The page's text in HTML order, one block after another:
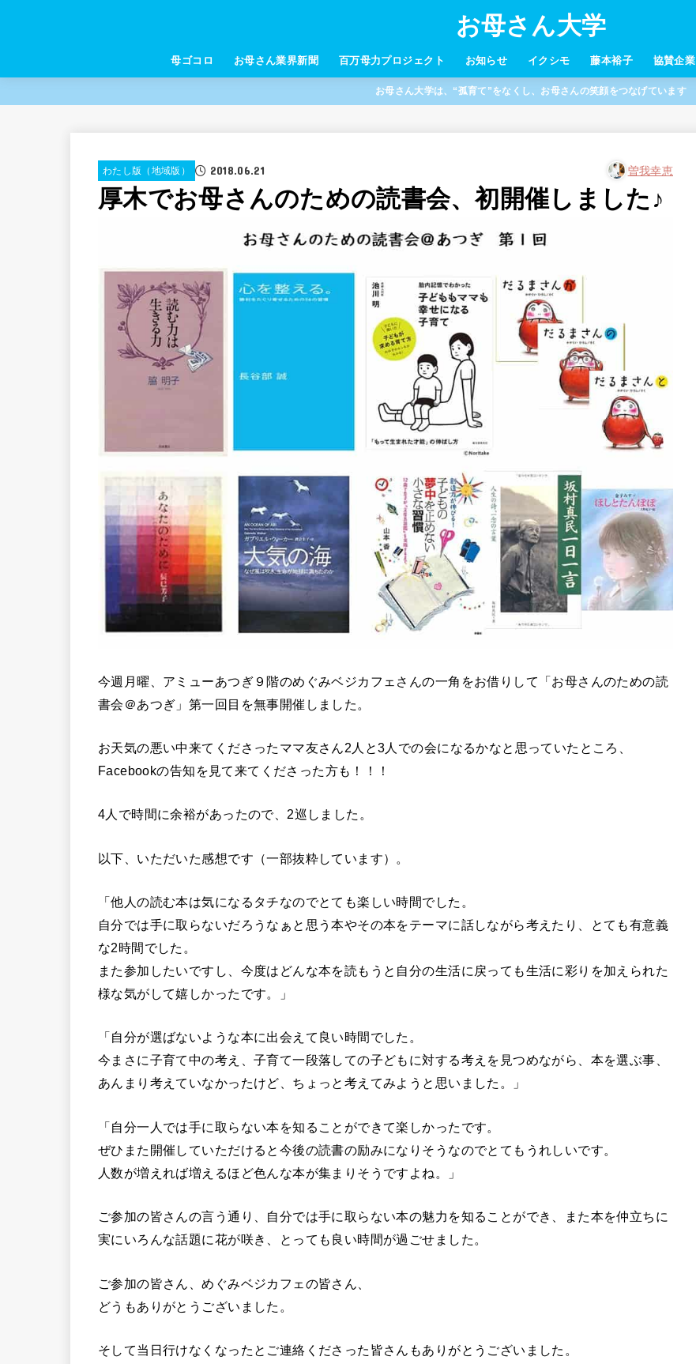
お母さん大学
母ゴコロ お母さん業界新聞 百万母力プロジェクト お知らせ イクシモ 藤本裕子 協賛企業
お母さん大学は、“孤育て”をなくし、お母さんの笑顔をつなげています
わたし版（地域版） 2018.06.21 曽我幸恵
厚木でお母さんのための読書会、初開催しました♪
今週月曜、アミューあつぎ９階のめぐみベジカフェさんの一角をお借りして「お母さんのための読
書会＠あつぎ」第一回目を無事開催しました。
お天気の悪い中来てくださったママ友さん2人と3人での会になるかなと思っていたところ、
Facebookの告知を見て来てくださった方も！！！
4人で時間に余裕があったので、2巡しました。
以下、いただいた感想です（一部抜粋しています）。
「他人の読む本は気になるタチなのでとても楽しい時間でした。
自分では手に取らないだろうなぁと思う本やその本をテーマに話しながら考えたり、とても有意義
な2時間でした。
また参加したいですし、今度はどんな本を読もうと自分の生活に戻っても生活に彩りを加えられた
様な気がして嬉しかったです。」
「自分が選ばないような本に出会えて良い時間でした。
今まさに子育て中の考え、子育て一段落しての子どもに対する考えを見つめながら、本を選ぶ事、
あんまり考えていなかったけど、ちょっと考えてみようと思いました。」
「自分一人では手に取らない本を知ることができて楽しかったです。
ぜひまた開催していただけると今後の読書の励みになりそうなのでとてもうれしいです。
人数が増えれば増えるほど色んな本が集まりそうですよね。」
ご参加の皆さんの言う通り、自分では手に取らない本の魅力を知ることができ、また本を仲立ちに
実にいろんな話題に花が咲き、とっても良い時間が過ごせました。
ご参加の皆さん、めぐみベジカフェの皆さん、
どうもありがとうございました。
そして当日行けなくなったとご連絡くださった皆さんもありがとうございました。